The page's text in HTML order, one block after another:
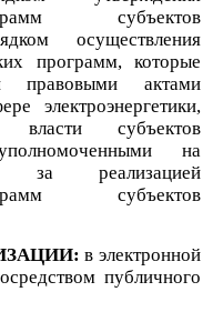
субъектов
осуществления
программ, которые
правовыми актами
электроэнергетики,
власти субъектов
на
за реализацией
субъектов
в электронной
публичного